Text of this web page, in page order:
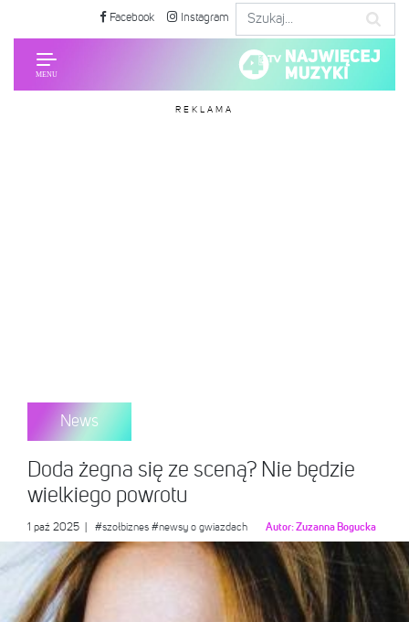
Facebook Instagram
REKLAMA
News
Doda żegna się ze sceną? Nie będzie
wielkiego powrotu
1 paź 2025 #szołbiznes #newsy o gwiazdach Autor:Zuzanna Bogucka